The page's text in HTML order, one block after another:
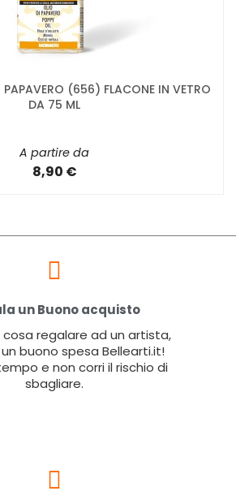
(656) FLACONE IN VETRO
DA 75 ML
A partire da
8,90 €
un Buono acquisto
cosa regalare ad un artista,
buono spesa Bellearti.it!
e non corri il rischio di
sbagliare.